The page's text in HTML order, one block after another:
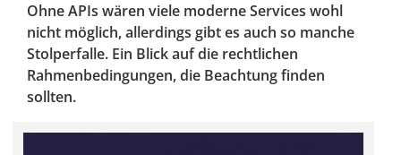
Ohne APIs wären viele moderne Services wohl
nicht möglich, allerdings gibt es auch so manche
Stolperfalle. Ein Blick auf die rechtlichen
Rahmenbedingungen, die Beachtung finden
sollten.